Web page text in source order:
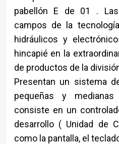
pabellón E de 01 .
campos de la
hidráulicos y
hincapié en la
de productos de la
Presentan un sistema
pequeñas y
consiste en un
desarrollo ( Unidad de
como la pantalla, el